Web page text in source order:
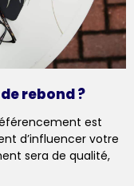
rebond ?
est
d’influencer votre
sera de qualité,